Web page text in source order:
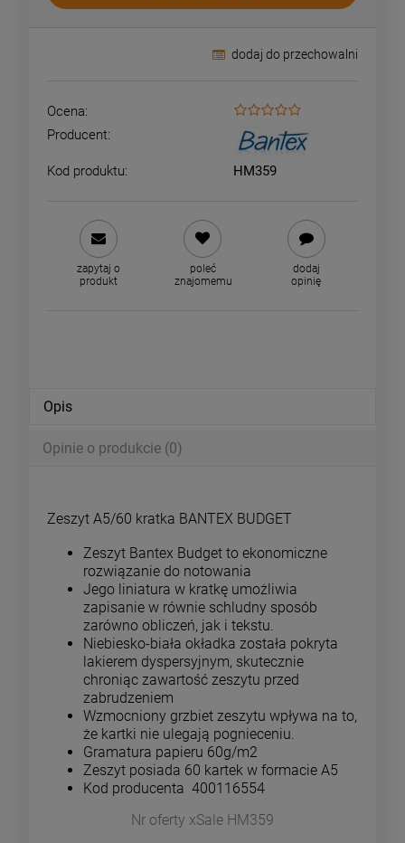
dodaj do przechowalni
Ocena:
Producent:
Kod produktu: HM359
zapytaj o
produkt
poleć
znajomemu
dodaj
opinię
Opis
Opinie o produkcie (0)
Zeszyt A5/60 kratka BANTEX BUDGET
Zeszyt Bantex Budget to ekonomiczne
rozwiązanie do notowania
Jego liniatura w kratkę umożliwia
zapisanie w równie schludny sposób
zarówno obliczeń, jak i tekstu.
Niebiesko-biała okładka została pokryta
lakierem dyspersyjnym, skutecznie
chroniąc zawartość zeszytu przed
zabrudzeniem
Wzmocniony grzbiet zeszytu wpływa na to,
że kartki nie ulegają pognieceniu.
Gramatura papieru 60g/m2
Zeszyt posiada 60 kartek w formacie A5
Kod producenta 400116554
Nr oferty xSale HM359